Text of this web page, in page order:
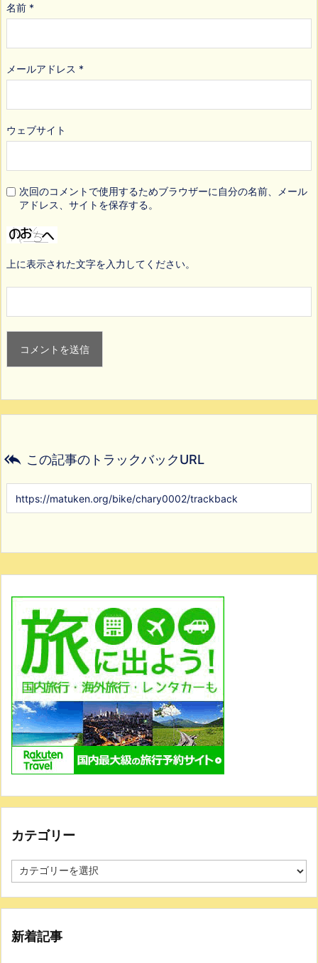
名前 *
メールアドレス *
ウェブサイト
次回のコメントで使用するためブラウザーに自分の名前、メール
アドレス、サイトを保存する。
上に表示された文字を入力してください。
 この記事のトラックバックURL
カテゴリー
新着記事